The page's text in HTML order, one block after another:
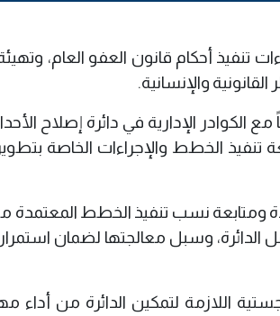
تنفيذ أحكام قانون العفو العام،
والإنسانية.
الكوادر الإدارية في دائرة إصلاح
تنفيذ الخطط والإجراءات الخاصة
ومتابعة نسب تنفيذ الخطط
الدائرة، وسبل معالجتها لضمان
اللازمة لتمكين الدائرة من أداء